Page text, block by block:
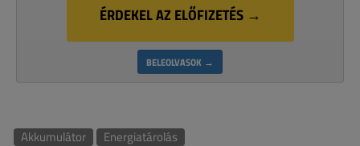
ÉRDEKEL AZ ELŐFIZETÉS →
BELEOLVASOK →
Akkumulátor Energiatárolás